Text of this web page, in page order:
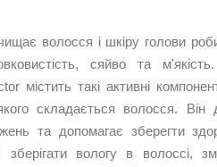
волосся і шкіру голови
сяйво та
такі активні
складається волосся. Він
та допомагає зберегти
зберігати вологу в волоссі,